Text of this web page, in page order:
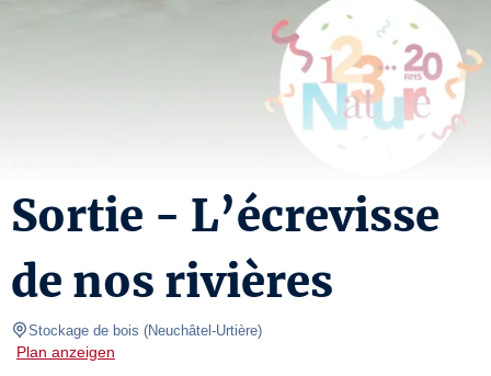
Sortie - L’écrevisse
de nos rivières
Stockage de bois (Neuchâtel-Urtière)
Plan anzeigen